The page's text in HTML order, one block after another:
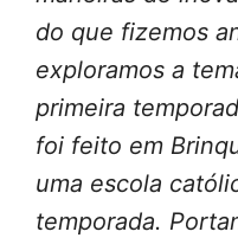
do que fizemos
exploramos a
primeira
foi feito em
uma escola
temporada.